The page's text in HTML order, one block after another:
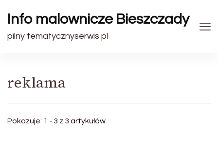
Info malownicze Bieszczady
pilny tematycznyserwis pl
reklama
Pokazuje: 1 - 3 z 3 artykułów